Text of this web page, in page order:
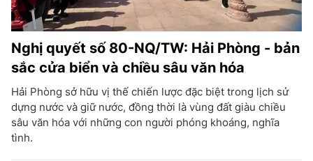
Nghị quyết số 80-NQ/TW: Hải Phòng - bản
sắc cửa biển và chiều sâu văn hóa
Hải Phòng sở hữu vị thế chiến lược đặc biệt trong lịch sử
dựng nước và giữ nước, đồng thời là vùng đất giàu chiều
sâu văn hóa với những con người phóng khoáng, nghĩa
tình.